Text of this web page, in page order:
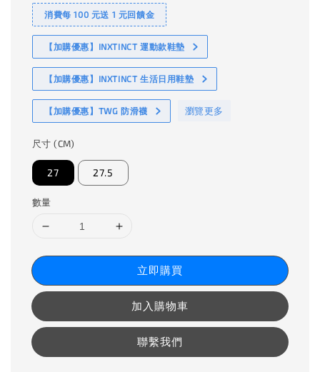
消費每 100 元送 1 元回饋金
【加購優惠】INXTINCT 運動款鞋墊
【加購優惠】INXTINCT 生活日用鞋墊
【加購優惠】TWG 防滑襪 瀏覽更多
尺寸 (CM)
27 27.5
數量
立即購買
加入購物車
聯繫我們